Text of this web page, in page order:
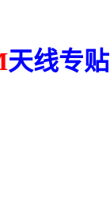
天线专贴